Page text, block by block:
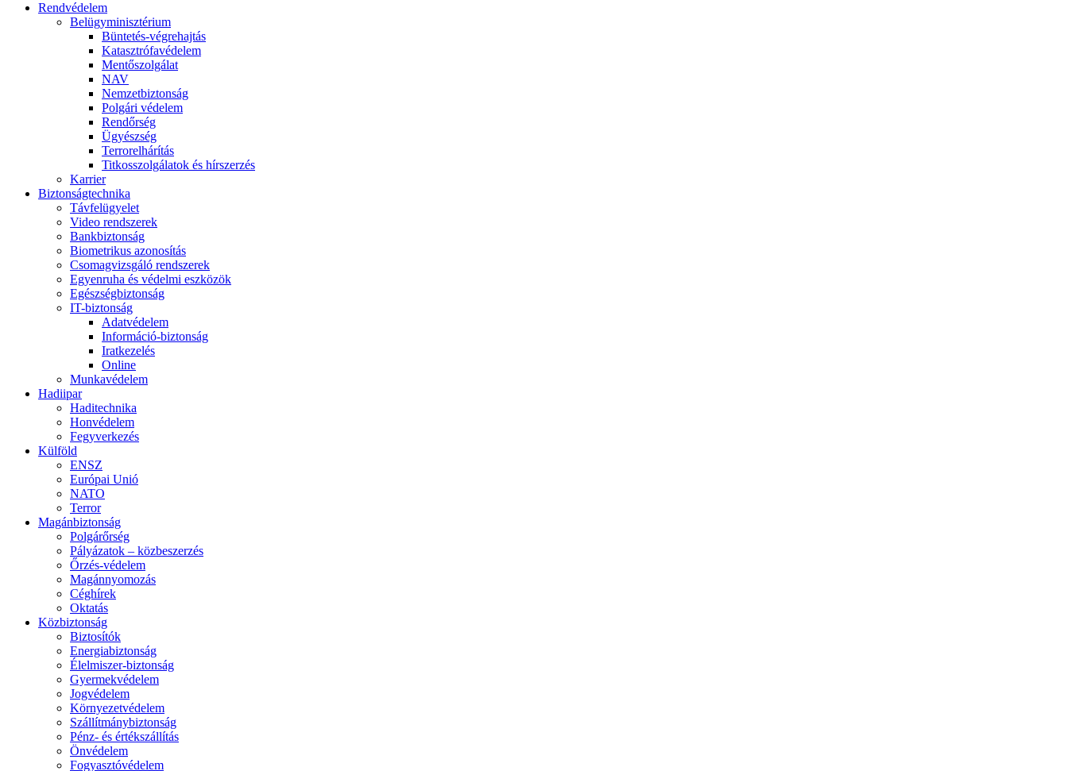
Rendvédelem
Belügyminisztérium
Büntetés-végrehajtás
Katasztrófavédelem
Mentőszolgálat
NAV
Nemzetbiztonság
Polgári védelem
Rendőrség
Ügyészség
Terrorelhárítás
Titkosszolgálatok és hírszerzés
Karrier
Biztonságtechnika
Távfelügyelet
Video rendszerek
Bankbiztonság
Biometrikus azonosítás
Csomagvizsgáló rendszerek
Egyenruha és védelmi eszközök
Egészségbiztonság
IT-biztonság
Adatvédelem
Információ-biztonság
Iratkezelés
Online
Munkavédelem
Hadiipar
Haditechnika
Honvédelem
Fegyverkezés
Külföld
ENSZ
Európai Unió
NATO
Terror
Magánbiztonság
Polgárőrség
Pályázatok – közbeszerzés
Őrzés-védelem
Magánnyomozás
Céghírek
Oktatás
Közbiztonság
Biztosítók
Energiabiztonság
Élelmiszer-biztonság
Gyermekvédelem
Jogvédelem
Környezetvédelem
Szállítmánybiztonság
Pénz- és értékszállítás
Önvédelem
Fogyasztóvédelem